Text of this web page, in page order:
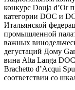
конкурс Douja d’Or
категории DOC и
Итальянской
промышленной
важных
дегустаций Дому
вина Alta Langa
Brachetto d’Acqui
соответствии со